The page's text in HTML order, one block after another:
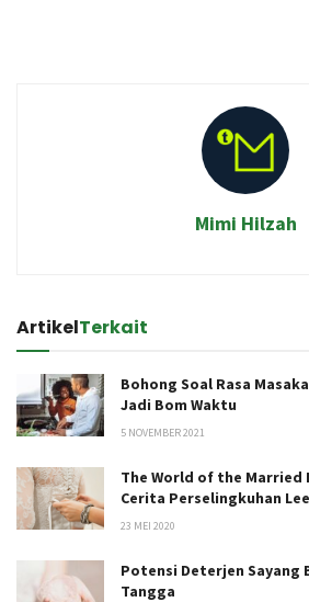
Mimi Hilzah
ArtikelTerkait
Bohong Soal Rasa
Jadi Bom Waktu
5 NOVEMBER 2021
The World of the Married
Cerita Perselingkuhan
23 MEI 2020
Potensi Deterjen Sayang
Tangga